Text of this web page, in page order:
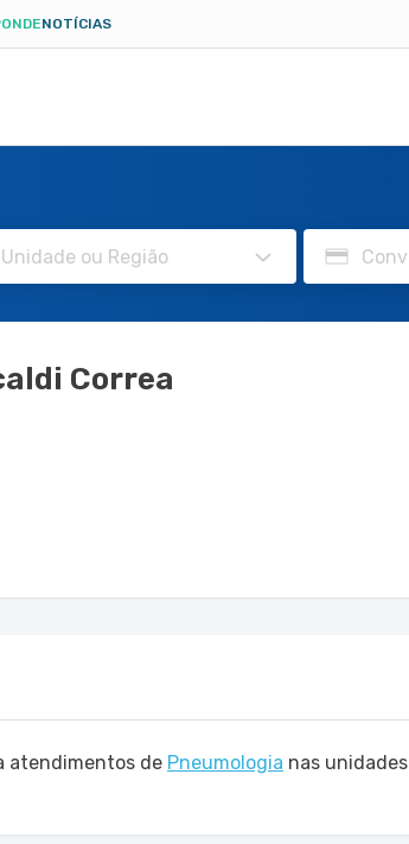
NOTÍCIAS
Correa
atendimentos de Pneumologia nas unidades